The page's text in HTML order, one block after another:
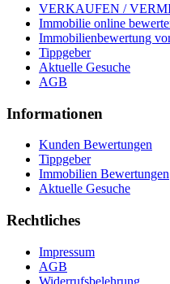
VERKAUFEN /
Immobilie online
Immobilienbewertung
Tippgeber
Aktuelle Gesuche
AGB
Informationen
Kunden Bewertungen
Tippgeber
Immobilien Bewertungen
Aktuelle Gesuche
Rechtliches
Impressum
AGB
Widerrufsbelehrung